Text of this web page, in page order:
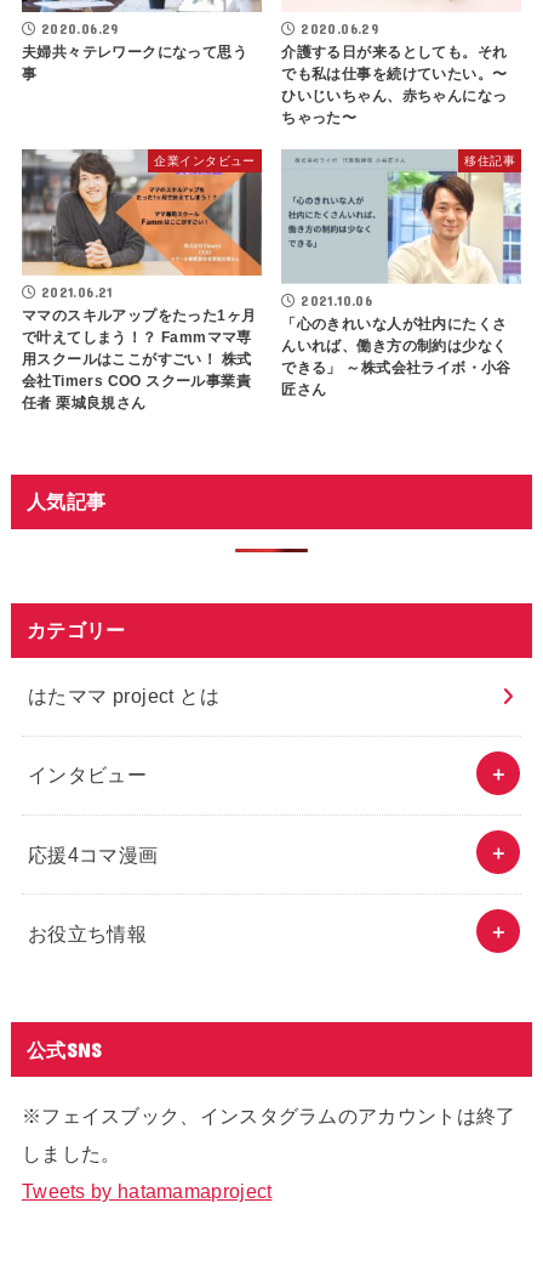
2020.06.29
夫婦共々テレワークになって思う
事
2020.06.29
介護する日が来るとしても。それ
でも私は仕事を続けていたい。〜
ひいじいちゃん、赤ちゃんになっ
ちゃった〜
企業インタビュー
2021.06.21
ママのスキルアップをたった1ヶ月
で叶えてしまう！？ Fammママ専
用スクールはここがすごい！ 株式
会社Timers COO スクール事業責
任者 栗城良規さん
移住記事
2021.10.06
「心のきれいな人が社内にたくさ
んいれば、働き方の制約は少なく
できる」 ～株式会社ライボ・小谷
匠さん
人気記事
カテゴリー
はたママ project とは
インタビュー
応援4コマ漫画
お役立ち情報
公式SNS
※フェイスブック、インスタグラムのアカウントは終了
しました。
Tweets by hatamamaproject